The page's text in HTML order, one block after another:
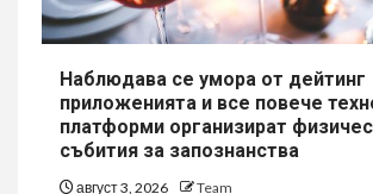
Наблюдава се умора от дейтинг
приложенията и все повече
платформи организират
събития за запознанства
август 3, 2026 Team